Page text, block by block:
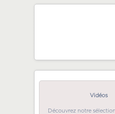
Vidéos
Découvrez notre